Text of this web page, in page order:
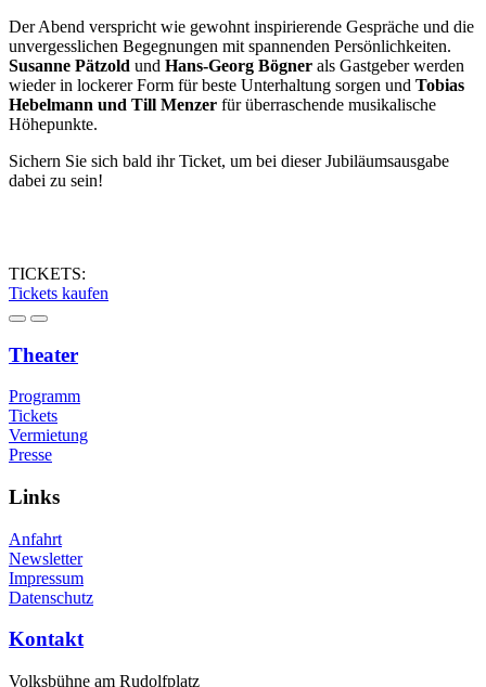
Der Abend verspricht wie gewohnt inspirierende Gespräche und die
unvergesslichen Begegnungen mit spannenden Persönlichkeiten.
Susanne Pätzold und Hans-Georg Bögner als Gastgeber werden
wieder in lockerer Form für beste Unterhaltung sorgen und Tobias
Hebelmann und Till Menzer für überraschende musikalische
Höhepunkte.
Sichern Sie sich bald ihr Ticket, um bei dieser Jubiläumsausgabe
dabei zu sein!
TICKETS:
Tickets kaufen
Theater
Programm
Tickets
Vermietung
Presse
Links
Anfahrt
Newsletter
Impressum
Datenschutz
Kontakt
Volksbühne am Rudolfplatz